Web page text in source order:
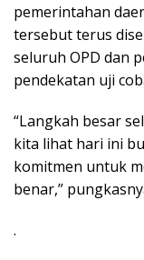
pemerintahan
tersebut terus
seluruh OPD dan
pendekatan uji
“Langkah besar
kita lihat hari ini
komitmen untuk
benar,”
.